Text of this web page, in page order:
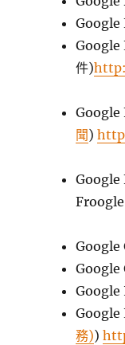
Google
Google
件)
Google
聞)
Google
Google
Google
Google
Google
務))